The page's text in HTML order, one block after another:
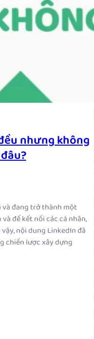
nhưng không
và đang trở thành một
để kết nối các cá nhân,
nội dung LinkedIn đã
chiến lược xây dựng